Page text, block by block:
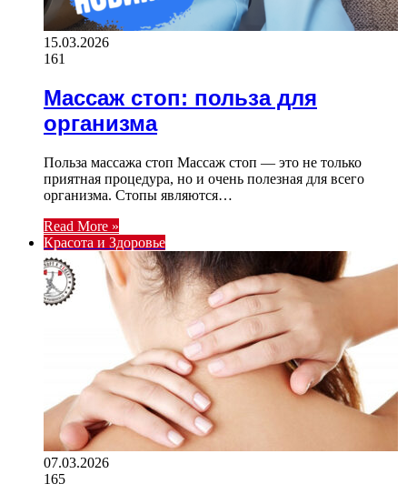
15.03.2026
161
Массаж стоп: польза для
организма
Польза массажа стоп Массаж стоп — это не только
приятная процедура, но и очень полезная для всего
организма. Стопы являются…
Read More »
Красота и Здоровье
07.03.2026
165